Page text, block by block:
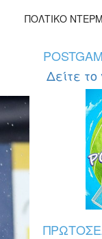
ΠΟΛΤΙΚΌ
Δείτε